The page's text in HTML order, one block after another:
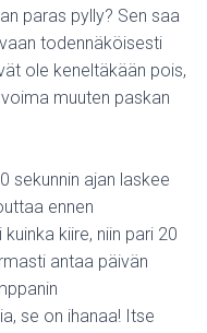
paras pylly? Sen saa
todennäköisesti
ole keneltäkään pois,
muuten paskan
sekunnin ajan laskee
ennen
kiire, niin pari 20
antaa päivän
se on ihanaa! Itse